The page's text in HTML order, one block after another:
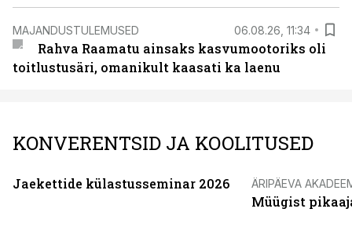
MAJANDUSTULEMUSED 06.08.26, 11:34
Rahva Raamatu ainsaks kasvumootoriks oli
toitlustusäri, omanikult kaasati ka laenu
KONVERENTSID JA KOOLITUSED
Jaekettide külastusseminar 2026 ÄRIPÄEVA
Müügist